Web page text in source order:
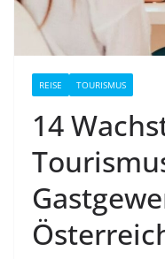
REISE TOURISMUS
14